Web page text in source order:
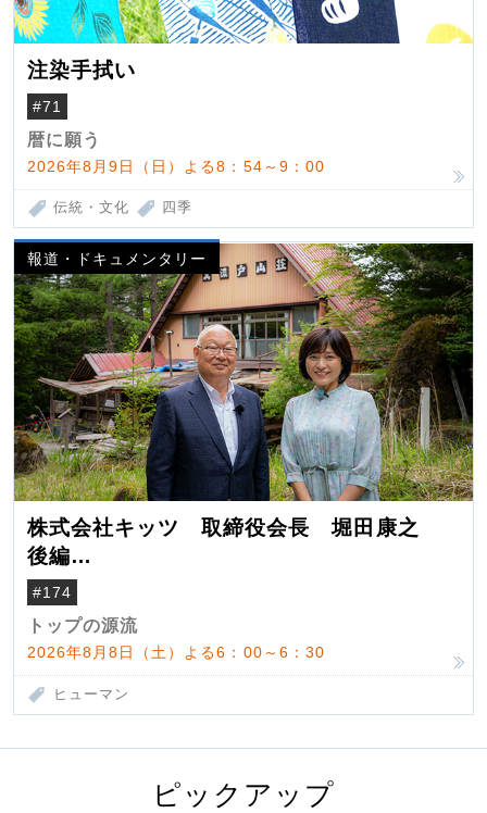
注染手拭い
#71
暦に願う
2026年8月9日（日）よる8：54～9：00
伝統・文化 四季
報道・ドキュメンタリー
株式会社キッツ 取締役会長 堀田康之
後編
米国駐在でも浮かんだ八ヶ岳 山小屋を営
んだ父母
#174
トップの源流
2026年8月8日（土）よる6：00～6：30
ヒューマン
ピックアップ